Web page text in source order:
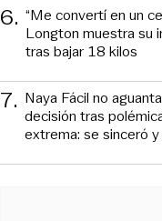
6. “Me convertí en un
Longton muestra su
tras bajar 18 kilos
7. Naya Fácil no
decisión tras
extrema: se sinceró